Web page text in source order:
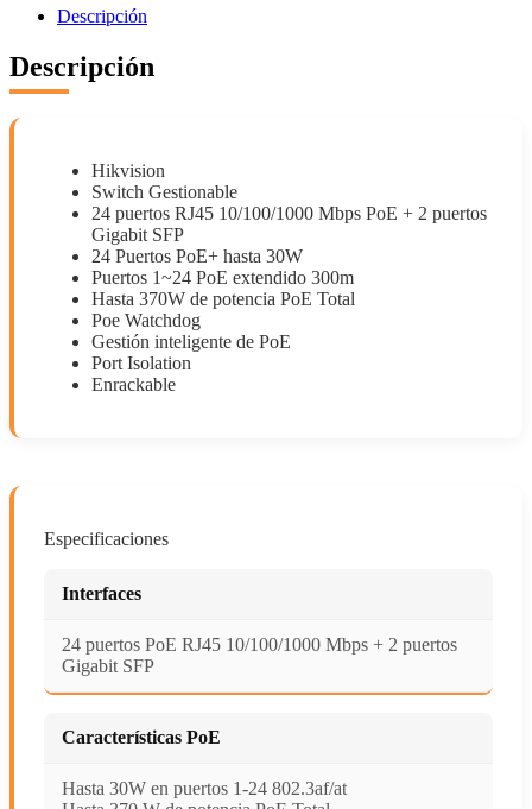
Descripción
Descripción
Hikvision
Switch Gestionable
24 puertos RJ45 10/100/1000 Mbps PoE + 2 puertos
Gigabit SFP
24 Puertos PoE+ hasta 30W
Puertos 1~24 PoE extendido 300m
Hasta 370W de potencia PoE Total
Poe Watchdog
Gestión inteligente de PoE
Port Isolation
Enrackable
Especificaciones
Interfaces
24 puertos PoE RJ45 10/100/1000 Mbps + 2 puertos
Gigabit SFP
Características PoE
Hasta 30W en puertos 1-24 802.3af/at